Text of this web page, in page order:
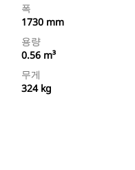
폭
1730 mm
용량
0.56 m³
무게
324 kg